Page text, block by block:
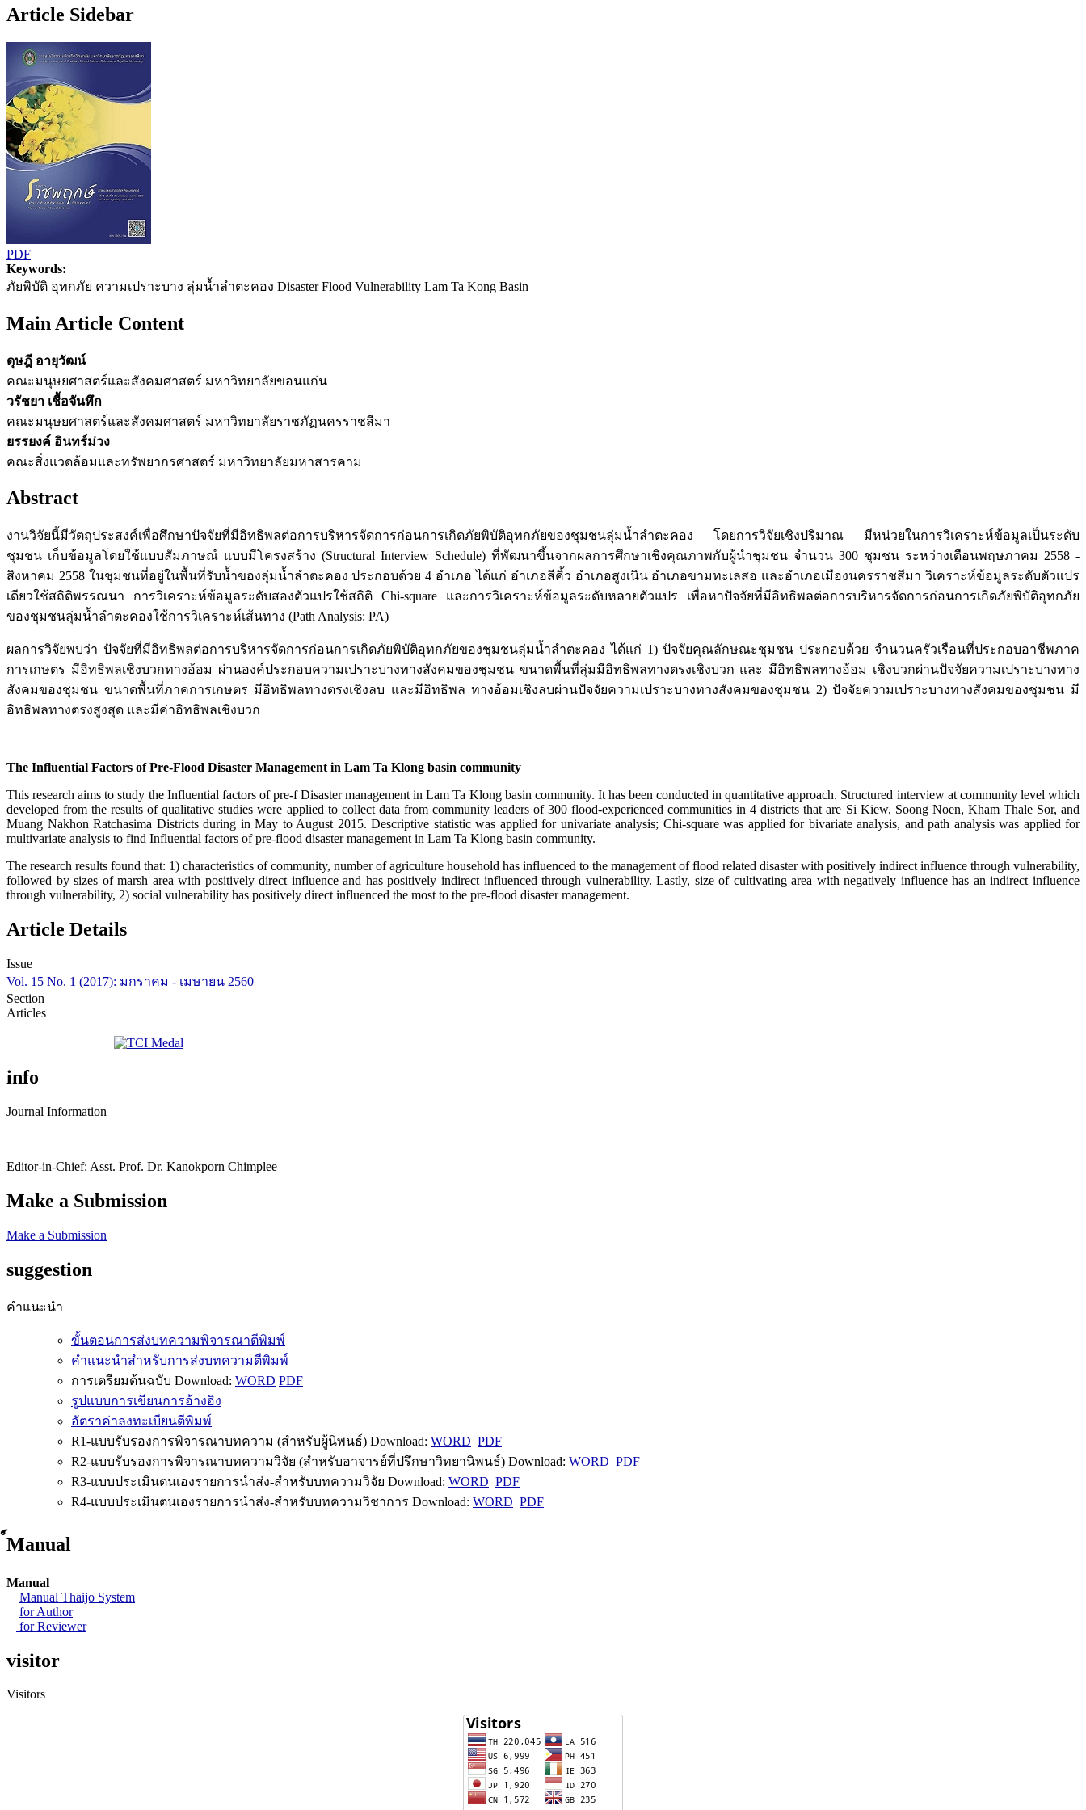
Article Sidebar
PDF
Keywords:
ภัยพิบัติ อุทกภัย ความเปราะบาง ลุ่มนํ้าลำตะคอง Disaster Flood Vulnerability Lam Ta Kong Basin
Main Article Content
ดุษฎี อายุวัฒน์
คณะมนุษยศาสตร์และสังคมศาสตร์ มหาวิทยาลัยขอนแก่น
วรัชยา เชื้อจันทึก
คณะมนุษยศาสตร์และสังคมศาสตร์ มหาวิทยาลัยราชภัฏนครราชสีมา
ยรรยงค์ อินทร์ม่วง
คณะสิ่งแวดล้อมและทรัพยากรศาสตร์ มหาวิทยาลัยมหาสารคาม
Abstract
งานวิจัยนี้มีวัตถุประสงค์เพื่อศึกษาปัจจัยที่มีอิทธิพลต่อการบริหารจัดการก่อนการเกิดภัยพิบัติอุทกภัยของชุมชนลุ่มนํ้าลำตะคอง โดยการวิจัยเชิงปริมาณ มีหน่วยในการวิเคราะห์ข้อมูลเป็นระดับ
ชุมชน เก็บข้อมูลโดยใช้แบบสัมภาษณ์ แบบมีโครงสร้าง (Structural Interview Schedule) ที่พัฒนาขึ้นจากผลการศึกษาเชิงคุณภาพกับผู้นำชุมชน จำนวน 300 ชุมชน ระหว่างเดือนพฤษภาคม 2558 -
สิงหาคม 2558 ในชุมชนที่อยู่ในพื้นที่รับนํ้าของลุ่มนํ้าลำตะคอง ประกอบด้วย 4 อำเภอ ได้แก่ อำเภอสีคิ้ว อำเภอสูงเนิน อำเภอขามทะเลสอ และอำเภอเมืองนครราชสีมา วิเคราะห์ข้อมูลระดับตัวแปร
เดียวใช้สถิติพรรณนา การวิเคราะห์ข้อมูลระดับสองตัวแปรใช้สถิติ Chi-square และการวิเคราะห์ข้อมูลระดับหลายตัวแปร เพื่อหาปัจจัยที่มีอิทธิพลต่อการบริหารจัดการก่อนการเกิดภัยพิบัติอุทกภัย
ของชุมชนลุ่มนํ้าลำตะคองใช้การวิเคราะห์เส้นทาง (Path Analysis: PA)
ผลการวิจัยพบว่า ปัจจัยที่มีอิทธิพลต่อการบริหารจัดการก่อนการเกิดภัยพิบัติอุทกภัยของชุมชนลุ่มนํ้าลำตะคอง ได้แก่ 1) ปัจจัยคุณลักษณะชุมชน ประกอบด้วย จำนวนครัวเรือนที่ประกอบอาชีพภาค
การเกษตร มีอิทธิพลเชิงบวกทางอ้อม ผ่านองค์ประกอบความเปราะบางทางสังคมของชุมชน ขนาดพื้นที่ลุ่มมีอิทธิพลทางตรงเชิงบวก และ มีอิทธิพลทางอ้อม เชิงบวกผ่านปัจจัยความเปราะบางทาง
สังคมของชุมชน ขนาดพื้นที่ภาคการเกษตร มีอิทธิพลทางตรงเชิงลบ และมีอิทธิพล ทางอ้อมเชิงลบผ่านปัจจัยความเปราะบางทางสังคมของชุมชน 2) ปัจจัยความเปราะบางทางสังคมของชุมชน มี
อิทธิพลทางตรงสูงสุด และมีค่าอิทธิพลเชิงบวก
The Influential Factors of Pre-Flood Disaster Management in Lam Ta Klong basin community
This research aims to study the Influential factors of pre-f Disaster management in Lam Ta Klong basin community. It has been conducted in quantitative approach. Structured interview at community level which
developed from the results of qualitative studies were applied to collect data from community leaders of 300 flood-experienced communities in 4 districts that are Si Kiew, Soong Noen, Kham Thale Sor, and
Muang Nakhon Ratchasima Districts during in May to August 2015. Descriptive statistic was applied for univariate analysis; Chi-square was applied for bivariate analysis, and path analysis was applied for
multivariate analysis to find Influential factors of pre-flood disaster management in Lam Ta Klong basin community.
The research results found that: 1) characteristics of community, number of agriculture household has influenced to the management of flood related disaster with positively indirect influence through vulnerability,
followed by sizes of marsh area with positively direct influence and has positively indirect influenced through vulnerability. Lastly, size of cultivating area with negatively influence has an indirect influence
through vulnerability, 2) social vulnerability has positively direct influenced the most to the pre-flood disaster management.
Article Details
Issue
Vol. 15 No. 1 (2017): มกราคม - เมษายน 2560
Section
Articles
info
Journal Information
Editor-in-Chief: Asst. Prof. Dr. Kanokporn Chimplee
Make a Submission
Make a Submission
suggestion
คำแนะนำ
ขั้นตอนการส่งบทความพิจารณาตีพิมพ์
คำแนะนำสำหรับการส่งบทความตีพิมพ์
การเตรียมต้นฉบับ Download: WORD PDF
รูปแบบการเขียนการอ้างอิง
อัตราค่าลงทะเบียนตีพิมพ์
R1-แบบรับรองการพิจารณาบทความ (สำหรับผู้นิพนธ์) Download: WORD PDF
R2-แบบรับรองการพิจารณาบทความวิจัย (สำหรับอาจารย์ที่ปรึกษาวิทยานิพนธ์) Download: WORD PDF
R3-แบบประเมินตนเองรายการนำส่ง-สำหรับบทความวิจัย Download: WORD PDF
R4-แบบประเมินตนเองรายการนำส่ง-สำหรับบทความวิชาการ Download: WORD PDF
์Manual
Manual
Manual Thaijo System
for Author
for Reviewer
visitor
Visitors